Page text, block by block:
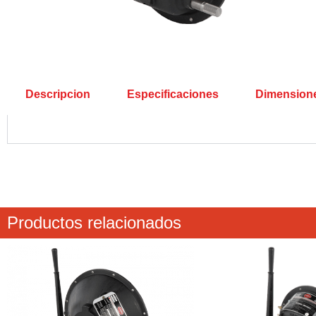
Descripcion Especificaciones
Productos relacionados